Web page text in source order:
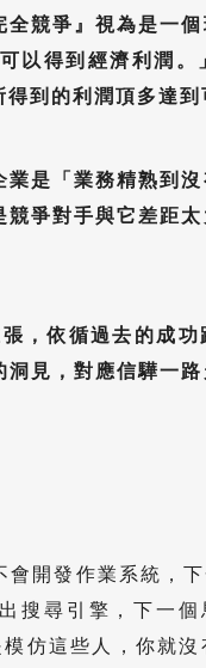
競爭』視為是一
以得到經濟利潤。
到的利潤頂多達到
是「業務精熟到
爭對手與它差距
，依循過去的成
見，對應信驊一
開發作業系統，
搜尋引擎，下一個
仿這些人，你就沒